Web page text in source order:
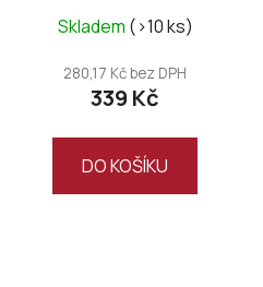
Brut
Skladem (>10 ks)
280,17 Kč bez DPH
339 Kč
DO KOŠÍKU